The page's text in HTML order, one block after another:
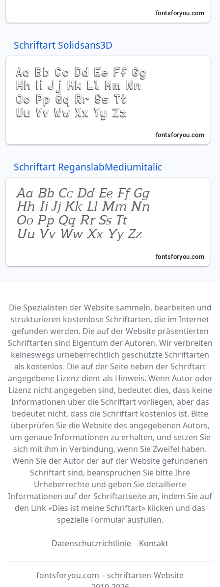
Schriftart Solidsans3D
Schriftart ReganslabMediumitalic
Die Spezialisten der Website sammeln, bearbeiten und
strukturieren kostenlose Schriftarten, die im Internet
gefunden werden. Die auf der Website präsentierten
Schriftarten sind Eigentum der Autoren. Wir verbreiten
keineswegs urheberrechtlich geschützte Schriftarten
als kostenlos. Die auf der Seite neben der Schriftart
angegebene Lizenz dient als Hinweis. Wenn Autor oder
Lizenz nicht angegeben sind, bedeutet dies, dass keine
Informationen über die Schriftart vorliegen, aber das
bedeutet nicht, dass die Schriftart kostenlos ist. Bitte
überprüfen Sie die Website des angegebenen Autors,
um genaue Informationen zu erhalten, und setzen Sie
sich mit ihm in Verbindung, wenn Sie Zweifel haben.
Wenn Sie der Autor der auf der Website gefundenen
Schriftart sind, beanspruchen Sie bitte Ihre
Urheberrechte und geben Sie detaillierte
Informationen auf der Schriftartseite an, indem Sie auf
den Link «‎Dies ist meine Schriftart» klicken und das
spezielle Formular ausfüllen.
Datenschutzrichtlinie Kontakt
fontsforyou.com – schriftarten-Website